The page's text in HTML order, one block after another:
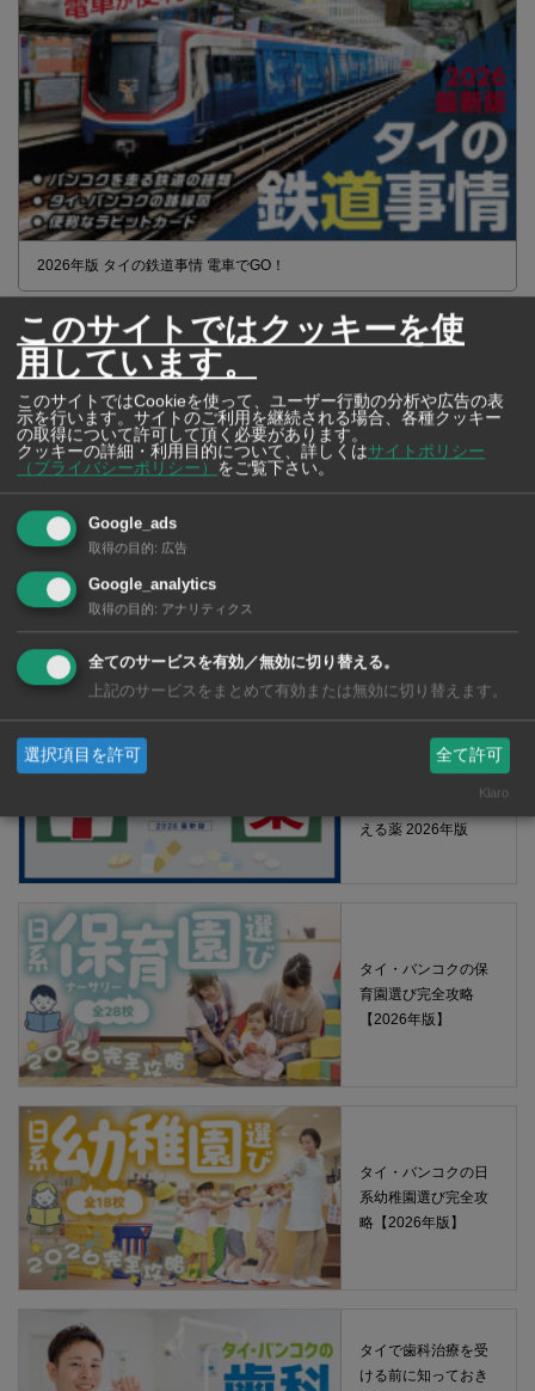
2026年版 タイの鉄道事情 電車でGO！
2026年版
【タイ・バンコ
ク】 コンビニ（セ
える薬 2026年版
タイ・バンコクの保
育園選び完全攻略
【2026年版】
タイ・バンコクの日
系幼稚園選び完全攻
略【2026年版】
タイで歯科治療を受
ける前に知っておき
このサイトではクッキーを使
用しています。
このサイトではCookieを使って、ユーザー行動の分析や広告の表
示を行います。サイトのご利用を継続される場合、各種クッキー
の取得について許可して頂く必要があります。
クッキーの詳細・利用目的について、詳しくはサイトポリシー
（プライバシーポリシー）
をご覧下さい。
Google_ads
取得の目的: 広告
Google_analytics
取得の目的: アナリティクス
全てのサービスを有効／無効に切り替える。
上記のサービスをまとめて有効または無効に切り替えます。
選択項目を許可 全て許可
Klaro